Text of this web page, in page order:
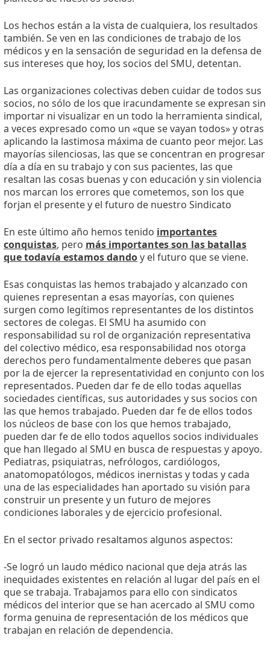
Los hechos están a la vista de cualquiera, los resultados
también. Se ven en las condiciones de trabajo de los
médicos y en la sensación de seguridad en la defensa de
sus intereses que hoy, los socios del SMU, detentan.
Las organizaciones colectivas deben cuidar de todos sus
socios, no sólo de los que iracundamente se expresan sin
importar ni visualizar en un todo la herramienta sindical,
a veces expresado como un «que se vayan todos» y otras
aplicando la lastimosa máxima de cuanto peor mejor. Las
mayorías silenciosas, las que se concentran en progresar
día a día en su trabajo y con sus pacientes, las que
resaltan las cosas buenas y con educación y sin violencia
nos marcan los errores que cometemos, son los que
forjan el presente y el futuro de nuestro Sindicato
En este último año hemos tenido importantes
conquistas, pero más importantes son las batallas
que todavía estamos dandoy el futuro que se viene.
Esas conquistas las hemos trabajado y alcanzado con
quienes representan a esas mayorías, con quienes
surgen como legítimos representantes de los distintos
sectores de colegas. El SMU ha asumido con
responsabilidad su rol de organización representativa
del colectivo médico, esa responsabilidad nos otorga
derechos pero fundamentalmente deberes que pasan
por la de ejercer la representatividad en conjunto con los
representados. Pueden dar fe de ello todas aquellas
sociedades científicas, sus autoridades y sus socios con
las que hemos trabajado. Pueden dar fe de ellos todos
los núcleos de base con los que hemos trabajado,
pueden dar fe de ello todos aquellos socios individuales
que han llegado al SMU en busca de respuestas y apoyo.
Pediatras, psiquiatras, nefrólogos, cardiólogos,
anatomopatólogos, médicos inernistas y todas y cada
una de las especialidades han aportado su visión para
construir un presente y un futuro de mejores
condiciones laborales y de ejercicio profesional.
En el sector privado resaltamos algunos aspectos:
-Se logró un laudo médico nacional que deja atrás las
inequidades existentes en relación al lugar del país en el
que se trabaja. Trabajamos para ello con sindicatos
médicos del interior que se han acercado al SMU como
forma genuina de representación de los médicos que
trabajan en relación de dependencia.